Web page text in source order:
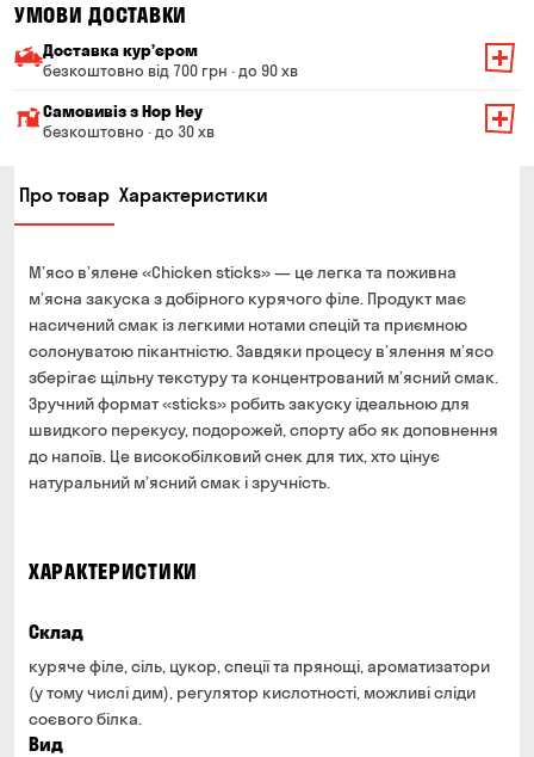
УМОВИ ДОСТАВКИ
Доставка курʼєром
безкоштовно від 700 грн · до 90 хв
Мінімальна сума всього замовлення — 200 грн
Вартість доставки залежить від суми всього замовлення:
Від 300 до 399 грн
Від 700 грн безкоштовно
Термін доставки — до 90 хвилин
*на час доставки можуть впливати повітряні тривоги
Оплата:
готівкою кур'єру
банківською картою на сайті
Самовивіз з Hop Hey
безкоштовно · до 30 хв
Час складання замовлення — до 30 хв
Можете без черги забрати з магазину в зручний для
Оплата:
готівкою в магазині
банківською картою на сайті та в магазині
Про товар Характеристики
М’ясо в’ялене «Chicken sticks» — це легка та поживна
м’ясна закуска з добірного курячого філе. Продукт має
насичений смак із легкими нотами спецій та приємною
солонуватою пікантністю. Завдяки процесу в’ялення м’ясо
зберігає щільну текстуру та концентрований м’ясний смак.
Зручний формат «sticks» робить закуску ідеальною для
швидкого перекусу, подорожей, спорту або як доповнення
до напоїв. Це високобілковий снек для тих, хто цінує
натуральний м’ясний смак і зручність.
ХАРАКТЕРИСТИКИ
Склад
куряче філе, сіль, цукор, спеції та прянощі, ароматизатори
(у тому числі дим), регулятор кислотності, можливі сліди
соєвого білка.
Вид